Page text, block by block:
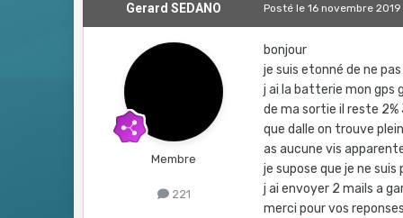
Gerard SEDANO
Membre
221
Postéle 16 novembre 2019
bonjour
je suis etonné de ne
j ai la batterie mon gps
de ma sortie il reste
que dalle on trouve
as aucune vis
je supose que je ne
j ai envoyer 2 mails a
merci pour vos reponses